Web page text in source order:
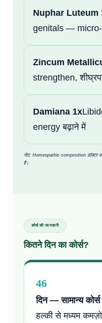
Nuphar Luteum
genitals —
Zincum
strengthen,
Damiana 1x
energy बढ़ाने में
नोट: Homeopathic composition डॉक्टर
हैं।
कोर्स की जानकारी
कितने दिन का कोर्स?
46
दिन — सामान्य कोर्स
हल्की से मध्यम